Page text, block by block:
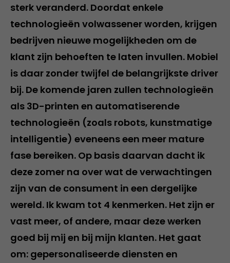
sterk veranderd. Doordat enkele
technologieën volwassener worden, krijgen
bedrijven nieuwe mogelijkheden om de
klant zijn behoeften te laten invullen. Mobiel
is daar zonder twijfel de belangrijkste driver
bij. De komende jaren zullen technologieën
als 3D-printen en automatiserende
technologieën (zoals robots, kunstmatige
intelligentie) eveneens een meer mature
fase bereiken. Op basis daarvan dacht ik
deze zomer na over wat de verwachtingen
zijn van de consument in een dergelijke
wereld. Ik kwam tot 4 kenmerken. Het zijn er
vast meer, of andere, maar deze werken
goed bij mij en bij mijn klanten. Het gaat
om: gepersonaliseerde diensten en